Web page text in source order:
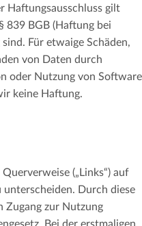
Haftungsausschluss gilt
839 BGB (Haftung bei
Für etwaige Schäden,
von Daten durch
oder Nutzung von Software
keine Haftung.
(„Links“) auf
Durch diese
Zugang zur Nutzung
Bei der erstmaligen